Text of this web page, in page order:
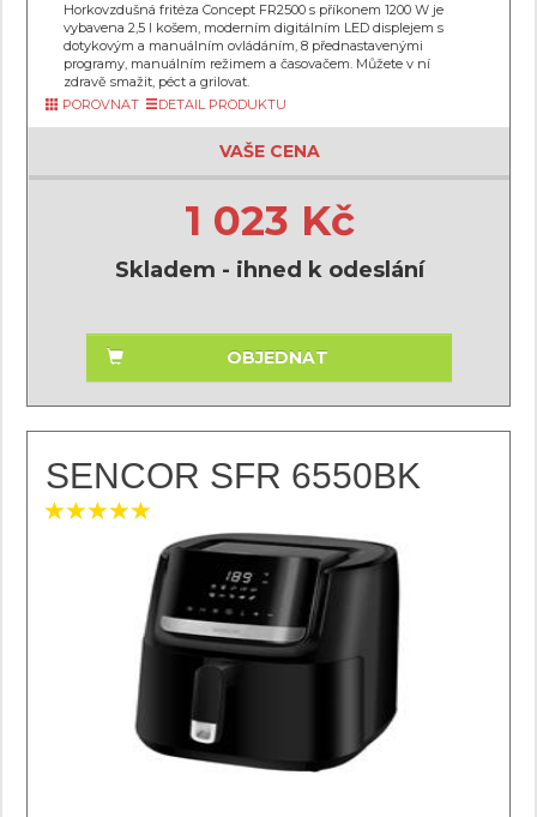
Horkovzdušná fritéza Concept FR2500 s příkonem 1200 W je
vybavena 2,5 l košem, moderním digitálním LED displejem s
dotykovým a manuálním ovládáním, 8 přednastavenými
programy, manuálním režimem a časovačem. Můžete v ní
zdravě smažit, péct a grilovat.
POROVNAT
DETAIL PRODUKTU
VAŠE CENA
1 023 Kč
Skladem - ihned k odeslání
OBJEDNAT
SENCOR SFR 6550BK